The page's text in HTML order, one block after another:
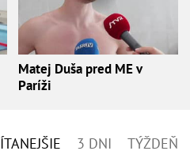
Matej Duša pred ME v
Paríži
3 DNI TÝŽDEŇ